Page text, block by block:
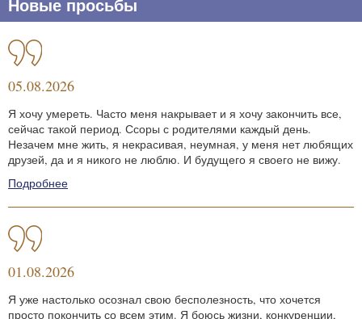
Новые просьбы
05.08.2026
Я хочу умереть. Часто меня накрывает и я хочу закончить все,
сейчас такой период. Ссоры с родителями каждый день.
Незачем мне жить, я некрасивая, неумная, у меня нет любящих
друзей, да и я никого не люблю. И будущего я своего не вижу.
Подробнее
01.08.2026
Я уже настолько осознал свою бесполезность, что хочется
просто покончить со всем этим. Я боюсь жизни, конкуренции,